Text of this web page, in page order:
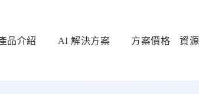
品介紹 AI 解決方案 方案價格 資